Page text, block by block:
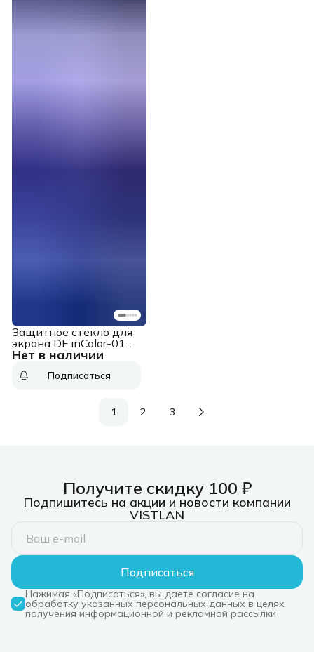
Нет в наличии
Защитное стекло для
экрана DF inColor-01
черный для Infinix Hot
INCOLOR-01 (BLACK))
Подписаться
1 2 3
Получите скидку 100 ₽
Подпишитесь на акции и новости компании
VISTLAN
Подписаться
Нажимая «Подписаться», вы даете согласие на
обработку указанных персональных данных в целях
получения информационной и рекламной рассылки